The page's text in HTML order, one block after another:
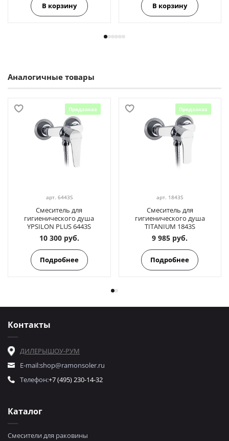
В корзину В корзину
Аналогичные товары
Предзаказ
арт. 6443S
Смеситель для
гигиенического душа
YPSILON PLUS 6443S
10 300 руб.
Подробнее
Предзаказ
арт. 1843S
Смеситель для
гигиенического душа
TITANIUM 1843S
9 985 руб.
Подробнее
Каталог
Смесители для раковины
Контакты
ДИЛЕРЫШОУ-РУМ
E-mail:shop@ramonsoler.ru
Телефон:+7 (495) 230-14-32